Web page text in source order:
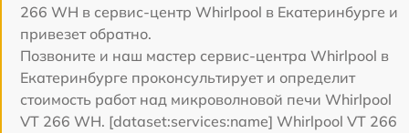
266 WH в сервис-центр Whirlpool в Екатеринбурге и
привезет обратно.
Позвоните и наш мастер сервис-центра Whirlpool в
Екатеринбурге проконсультирует и определит
стоимость работ над микроволновой печи Whirlpool
VT 266 WH. [dataset:services:name] Whirlpool VT 266